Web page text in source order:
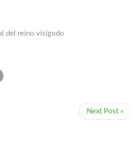
del reino visigodo
Next Post »